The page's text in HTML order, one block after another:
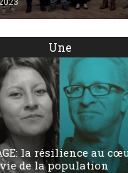
Une
la résilience au
de la population